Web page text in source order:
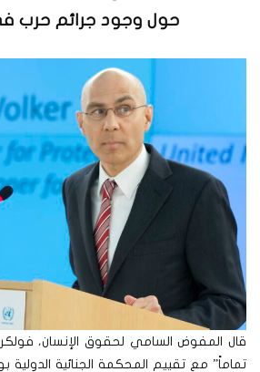
حول وجود جرائم حرب
قال المفوض السامي لحقوق الإنسان،
تماماً” مع تقييم المحكمة الجنائية